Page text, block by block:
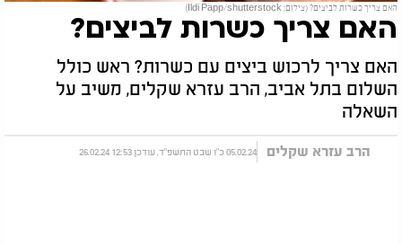
האם צריך כשרות לביצים? (צילום: Ildi Papp/shutterstock)
האם צריך כשרות לביצים?
האם צריך לרכוש ביצים עם כשרות? ראש כולל
השלום בתל אביב, הרב עזרא שקלים, משיב על
השאלה
הרב עזרא שקלים 05.02.24 כ"ו שבט התשפ"ד, עודכן 12:53 26.02.24